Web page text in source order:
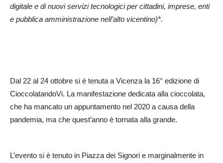
digitale e di nuovi servizi tecnologici per cittadini, imprese, enti
e pubblica amministrazione nell’alto vicentino)*.
Dal 22 al 24 ottobre si è tenuta a Vicenza la 16° edizione di
CioccolatandoVi. La manifestazione dedicata alla cioccolata,
che ha mancato un appuntamento nel 2020 a causa della
pandemia, ma che quest’anno è tornata alla grande.
L’evento si è tenuto in Piazza dei Signori e marginalmente in